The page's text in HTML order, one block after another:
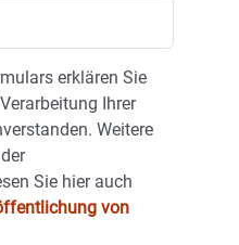
erklären Sie
Ihrer
Weitere
Sie hier auch
von